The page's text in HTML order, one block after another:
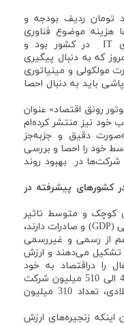
در یک برهه‌ای 250 میلیارد تومان ردیف بودجه و
هزینه موضوع فناوری
اطلاعات شده که نتیجه آن فرهنگ‌سازی IT در کشور بود و
که به دنبال پیگیری
مولکولی و مینیاتوری
باید به دنبال احصا
رونق اقتصاد» عنوان
خود نیز منتشر کرده‌ام
دقیق و جزبه‌جز
خود را احصا و بررسی
شرکت‌ها در بهبود روند
در کشورهای پیشرفته در
کوچک و متوسط تاثیر
بسیار بالایی در اشتغال، تولید ناخالص داخلی (GDP) و صادرات دارند،
از رسمی و غیررسمی
را تشکیل می‌دهند و ارزش
کل اشتغال را دراقتصاد به خود
اختصاص داده‌اند و طبق آمار از مجموع 420 الی 510 میلیون شرکت
کوچک و متوسط جهان در سال 2013 میلادی، تعداد 310 میلیون
زنجیره‌های ارزش